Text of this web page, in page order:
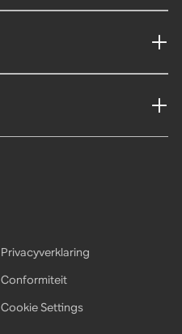
Privacyverklaring
Conformiteit
Cookie Settings